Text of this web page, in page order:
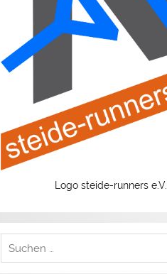
Logo steide-runners e.V.